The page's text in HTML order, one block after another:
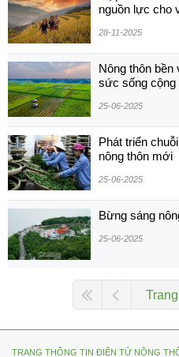
nguồn lực cho
28-11-2025
Nông thôn bền
sức sống cộng
25-06-2025
Phát triển
nông thôn mới
25-06-2025
Bừng sáng
25-06-2025
TRANG THÔNG TIN ĐIỆN TỬ NÔNG